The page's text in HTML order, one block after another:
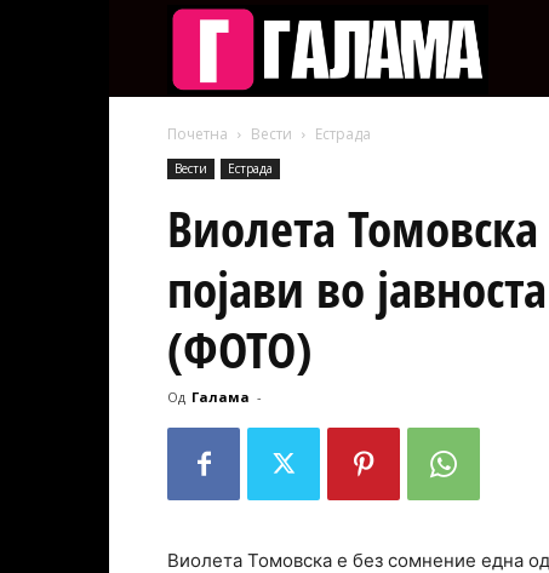
Почетна Вести Естрада
Вести Естрада
Виолета
појави во
(ФОТО)
Од Галама -
Виолета Томовска е без сомнение една